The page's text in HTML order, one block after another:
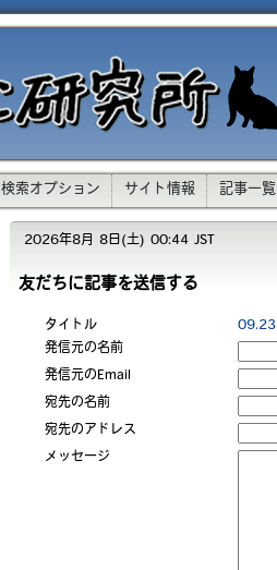
検索オプション サイト情報 記事一覧
2026年8月 8日(土) 00:44 JST
友だちに記事を送信する
タイトル
09.23
発信元の名前
発信元のEmail
宛先の名前
宛先のアドレス
メッセージ